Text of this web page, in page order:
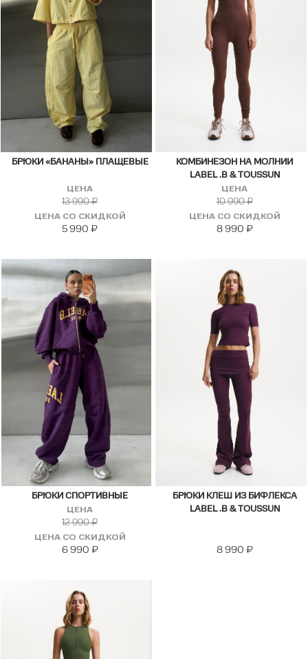
БРЮКИ «БАНАНЫ» ПЛАЩЕВЫЕ
ЦЕНА
13 990₽
ЦЕНА СО СКИДКОЙ
5 990 ₽
КОМБИНЕЗОН НА МОЛНИИ
LABEL .B & TOUSSUN
ЦЕНА
10 990₽
ЦЕНА СО СКИДКОЙ
8 990 ₽
БРЮКИ СПОРТИВНЫЕ
ЦЕНА
12 990₽
ЦЕНА СО СКИДКОЙ
6 990 ₽
БРЮКИ КЛЕШ ИЗ БИФЛЕКСА
LABEL .B & TOUSSUN
8 990 ₽